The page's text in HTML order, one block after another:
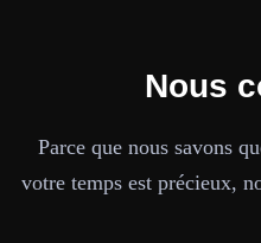
Nous
Parce que nous savons
votre temps est précieux,